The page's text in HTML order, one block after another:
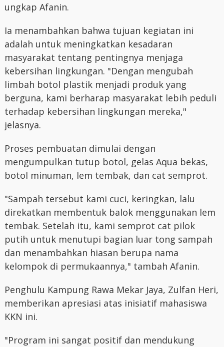
ungkap Afanin.
Ia menambahkan bahwa tujuan kegiatan ini
adalah untuk meningkatkan kesadaran
masyarakat tentang pentingnya menjaga
kebersihan lingkungan. "Dengan mengubah
limbah botol plastik menjadi produk yang
berguna, kami berharap masyarakat lebih peduli
terhadap kebersihan lingkungan mereka,"
jelasnya.
Proses pembuatan dimulai dengan
mengumpulkan tutup botol, gelas Aqua bekas,
botol minuman, lem tembak, dan cat semprot.
"Sampah tersebut kami cuci, keringkan, lalu
direkatkan membentuk balok menggunakan lem
tembak. Setelah itu, kami semprot cat pilok
putih untuk menutupi bagian luar tong sampah
dan menambahkan hiasan berupa nama
kelompok di permukaannya," tambah Afanin.
Penghulu Kampung Rawa Mekar Jaya, Zulfan Heri,
memberikan apresiasi atas inisiatif mahasiswa
KKN ini.
"Program ini sangat positif dan mendukung